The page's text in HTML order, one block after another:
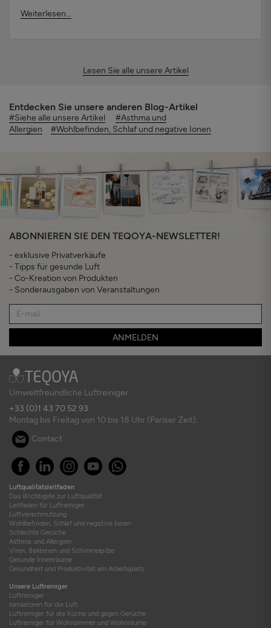
Weiterlesen...
Lesen Sie alle unsere Artikel
Entdecken Sie unsere anderen Blog-Artikel
#Siehe alle unsere Artikel
#Asthma und
Allergien
#Wohlbefinden, Schlaf und negative Ionen
ABONNIEREN SIE DEN TEQOYA-NEWSLETTER!
- exklusive Privatverkäufe
- Tipps für gesunde Luft
- Co-Kreation von Produkten
- Sonderausgaben von Veranstaltungen
ANMELDEN
Umweltfreundliche Luftreiniger.
+33 (0)1 43 70 52 93
Montag bis Freitag von 10 bis 18 Uhr (Pariser Zeit).
Contact
Luftqualitätsleitfaden
Das Wichtigste zur Luftqualität
Leitfaden für Luftreiniger
Luftverschmutzung
Wohlbefinden, Schlaf und negative Ionen
Schlechte Gerüche
Asthma und Allergien
Viren, Bakterien und Schimmelpilze
Gesunde Innenräume
Gesundheit und Produktivität am Arbeitsplatz
Unsere Luftreiniger
Luftreiniger
Ionisatoren für die Luft
Luftreiniger für die Küche und gegen Gerüche
Luftreiniger für Wohnzimmer und Wohnräume